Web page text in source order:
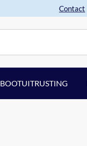
Contact
BOOTUITRUSTING